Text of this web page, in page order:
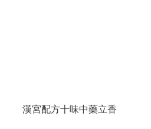
漢宮配方十味中藥立香